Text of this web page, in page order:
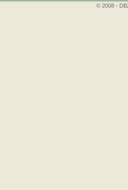
© 2008 -